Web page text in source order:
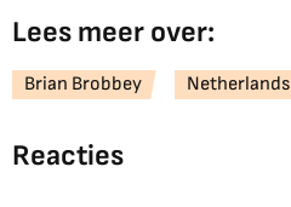
Lees meer over:
Brian Brobbey Netherlands
Reacties